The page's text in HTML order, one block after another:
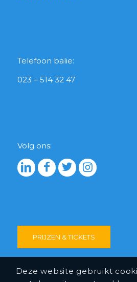
Telefoon balie:
023 – 514 32 47
Volg ons:
PRIJZEN & TICKETS
Deze website gebruikt